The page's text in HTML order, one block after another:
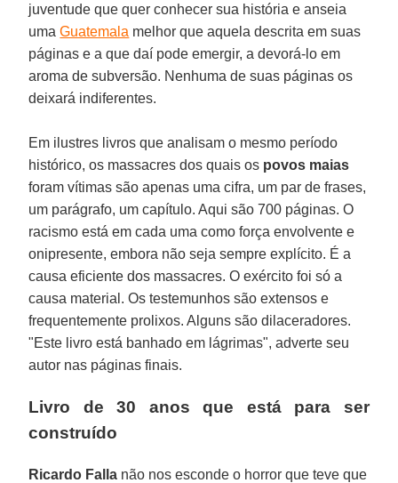
juventude que quer conhecer sua história e anseia
umaGuatemala melhor que aquela descrita em suas
páginas e a que daí pode emergir, a devorá-lo em
aroma de subversão. Nenhuma de suas páginas os
deixará indiferentes.
Em ilustres livros que analisam o mesmo período
histórico, os massacres dos quais os povos maias
foram vítimas são apenas uma cifra, um par de frases,
um parágrafo, um capítulo. Aqui são 700 páginas. O
racismo está em cada uma como força envolvente e
onipresente, embora não seja sempre explícito. É a
causa eficiente dos massacres. O exército foi só a
causa material. Os testemunhos são extensos e
frequentemente prolixos. Alguns são dilaceradores.
"Este livro está banhado em lágrimas", adverte seu
autor nas páginas finais.
Livro de 30 anos que está para ser
construído
Ricardo Falla não nos esconde o horror que teve que